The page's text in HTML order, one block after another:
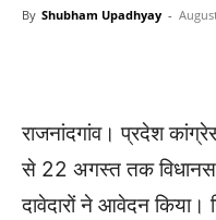
By Shubham Upadhyay -
राजनांदगांव। प्रदेश
से 22 अगस्त तक
दावेदारों ने आवेदन किया।